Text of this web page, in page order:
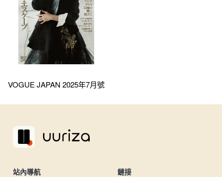
VOGUE JAPAN 2025年7月號
站內導航 鏈接